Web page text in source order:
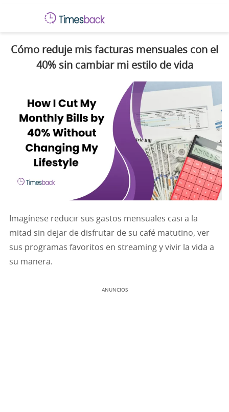
Cómo reduje mis facturas mensuales con el
40% sin cambiar mi estilo de vida
Imagínese reducir sus gastos mensuales casi a la
mitad sin dejar de disfrutar de su café matutino, ver
sus programas favoritos en streaming y vivir la vida a
su manera.
ANUNCIOS